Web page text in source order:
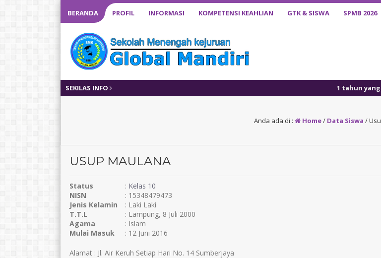
BERANDA PROFIL INFORMASI KOMPETENSI KEAHLIAN GTK & SISWA SPMB 2026
SEKILAS INFO 1 tahun yang lalu/ SMK Global
Anda ada di : Home/ Data Siswa /
USUP MAULANA
Status : Kelas 10
NISN
: 15348479473
Jenis Kelamin
: Laki Laki
T.T.L
: Lampung, 8 Juli 2000
Agama
: Islam
Mulai Masuk
: 12 Juni 2016
Alamat : Jl. Air Keruh Setiap Hari No. 14 Sumberjaya